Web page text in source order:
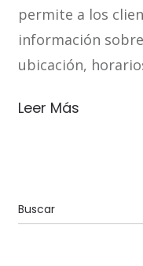
permite a los
información
ubicación,
Leer Más